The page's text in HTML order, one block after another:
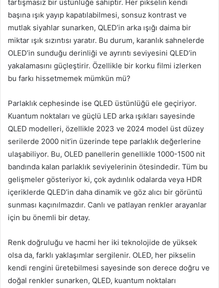
tartışmasız bir üstünlüğe sahiptir. Her pikselin kendi
başına ışık yayıp kapatılabilmesi, sonsuz kontrast ve
mutlak siyahlar sunarken, QLED’in arka ışığı daima bir
miktar ışık sızıntısı yaratır. Bu durum, karanlık sahnelerde
OLED’in sunduğu derinliği ve ayrıntı seviyesini QLED’in
yakalamasını güçleştirir. Özellikle bir korku filmi izlerken
bu farkı hissetmemek mümkün mü?
Parlaklık cephesinde ise QLED üstünlüğü ele geçiriyor.
Kuantum noktaları ve güçlü LED arka ışıkları sayesinde
QLED modelleri, özellikle 2023 ve 2024 model üst düzey
serilerde 2000 nit’in üzerinde tepe parlaklık değerlerine
ulaşabiliyor. Bu, OLED panellerin genellikle 1000-1500 nit
bandında kalan parlaklık seviyelerinin ötesindedir. Tüm bu
gelişmeler gösteriyor ki, çok aydınlık odalarda veya HDR
içeriklerde QLED’in daha dinamik ve göz alıcı bir görüntü
sunması kaçınılmazdır. Canlı ve patlayan renkler arayanlar
için bu önemli bir detay.
Renk doğruluğu ve hacmi her iki teknolojide de yüksek
olsa da, farklı yaklaşımlar sergilenir. OLED, her pikselin
kendi rengini üretebilmesi sayesinde son derece doğru ve
doğal renkler sunarken, QLED, kuantum noktaları